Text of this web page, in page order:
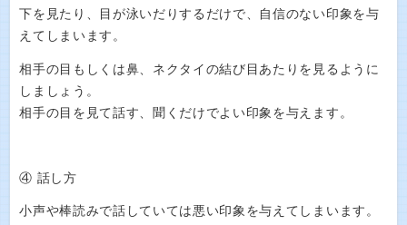
下を見たり、目が泳いだりするだけで、自信のない印象を与
えてしまいます。
相手の目もしくは鼻、ネクタイの結び目あたりを見るように
しましょう。
相手の目を見て話す、聞くだけでよい印象を与えます。
④ 話し方
小声や棒読みで話していては悪い印象を与えてしまいます。